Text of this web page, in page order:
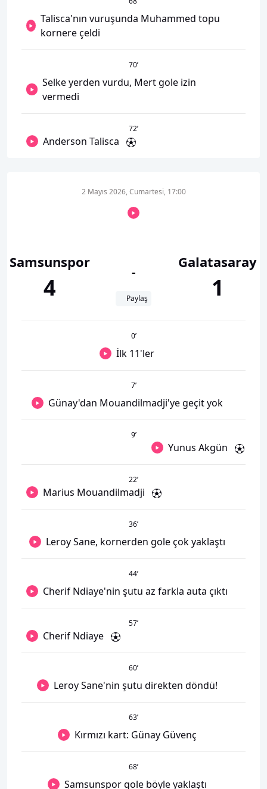
Talisca'nın vuruşunda Muhammed topu
kornere çeldi
70’
Selke yerden vurdu, Mert gole izin
vermedi
72’
Anderson Talisca
Samsunspor
4
2 Mayıs 2026, Cumartesi, 17:00
-
Paylaş
Galatasaray
1
0’
İlk 11'ler
7’
Günay'dan Mouandilmadji'ye geçit yok
9’
Yunus Akgün
22’
Marius Mouandilmadji
36’
Leroy Sane, kornerden gole çok yaklaştı
44’
Cherif Ndiaye'nin şutu az farkla auta çıktı
57’
Cherif Ndiaye
60’
Leroy Sane'nin şutu direkten döndü!
63’
Kırmızı kart: Günay Güvenç
68’
Samsunspor gole böyle yaklaştı